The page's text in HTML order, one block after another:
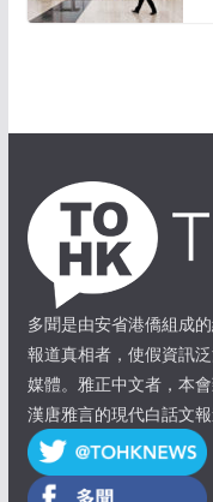
多聞是由安省港僑組成
報道真相者，使假資訊
媒體。雅正中文者，本
漢唐雅言的現代白話文報